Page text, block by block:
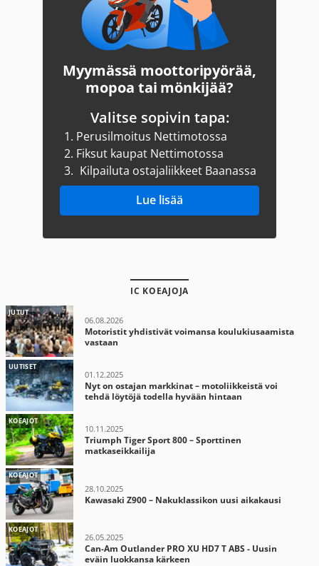
Myymässä moottoripyörää,
mopoa tai mönkijää?
Valitse sopivin tapa:
1. Perusilmoitus Nettimotossa
2. Fiksut kaupat Nettimotossa
3. Kilpailuta ostajaliikkeet Baanassa
Lue lisää
IC KOEAJOJA
JUTUT
06.08.2026
Motoristit yhdistivät voimansa koulukiusaamista
vastaan
UUTISET
01.12.2025
Nyt on ostajan markkinat – motoliikkeistä voi
tehdä löytöjä todella hyvään hintaan
KOEAJOT
10.11.2025
Triumph Tiger Sport 800 – Sporttinen
matkaseikkailija
KOEAJOT
28.10.2025
Kawasaki Z900 – Nakuklassikon uusi aikakausi
KOEAJOT
26.05.2025
Can-Am Outlander PRO XU HD7 T ABS - Uusin
eväin luokkansa kärkeen